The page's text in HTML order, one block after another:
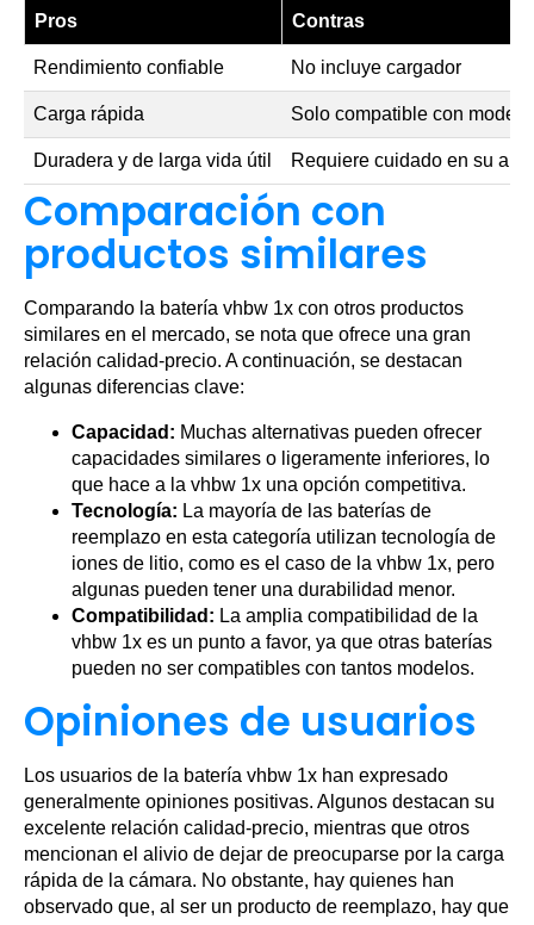
Pros Contras
Rendimiento confiable No incluye cargador
Carga rápida Solo compatible con
Duradera y de larga vida útil Requiere cuidado en su
Comparación con
productos similares
Comparando la batería vhbw 1x con otros productos
similares en el mercado, se nota que ofrece una gran
relación calidad-precio. A continuación, se destacan
algunas diferencias clave:
Capacidad: Muchas alternativas pueden ofrecer
capacidades similares o ligeramente inferiores, lo
que hace a la vhbw 1x una opción competitiva.
Tecnología: La mayoría de las baterías de
reemplazo en esta categoría utilizan tecnología de
iones de litio, como es el caso de la vhbw 1x, pero
algunas pueden tener una durabilidad menor.
Compatibilidad: La amplia compatibilidad de la
vhbw 1x es un punto a favor, ya que otras baterías
pueden no ser compatibles con tantos modelos.
Opiniones de usuarios
Los usuarios de la batería vhbw 1x han expresado
generalmente opiniones positivas. Algunos destacan su
excelente relación calidad-precio, mientras que otros
mencionan el alivio de dejar de preocuparse por la carga
rápida de la cámara. No obstante, hay quienes han
observado que, al ser un producto de reemplazo, hay que